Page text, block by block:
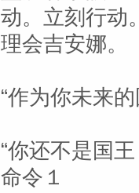
动。立刻行动
理会吉安娜。
“作为你未来
“你还不是国
命令１